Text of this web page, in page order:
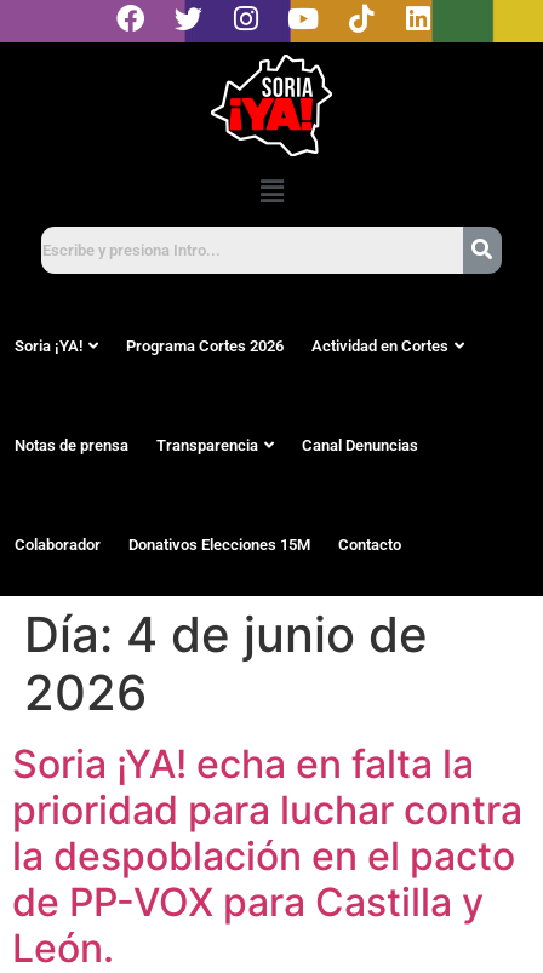
Soria ¡YA! Programa Cortes 2026 Actividad en Cortes
Notas de prensa Transparencia Canal Denuncias
Colaborador Donativos Elecciones 15M Contacto
Día: 4 de junio de
2026
Soria ¡YA! echa en falta la
prioridad para luchar contra
la despoblación en el pacto
de PP-VOX para Castilla y
León.